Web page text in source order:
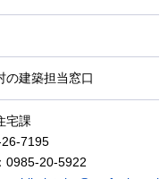
の建築担当窓口
宅課
7195
0985-20-5922